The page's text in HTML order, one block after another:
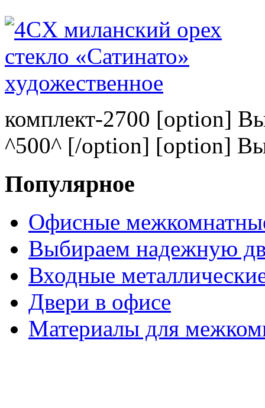
комплект-2700 [option]
^500^ [/option] [option]
Популярное
Офисные
Выбираем надежную
Входные
Двери в офисе
Материалы для